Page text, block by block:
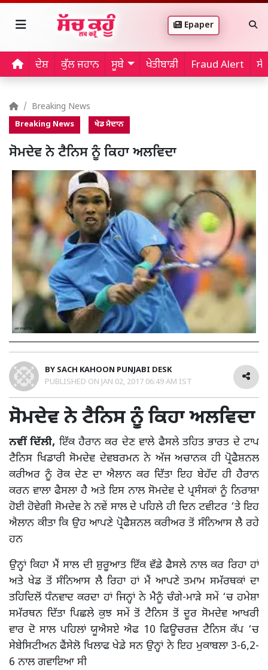
Epaper
ਦੇਸ਼ ਕੁੱਲ ਜਹਾਨ ਸੂਬੇ ਖੇਤੀਬਾੜੀ Fraud Alert
Breaking News
Breaking News ਖੇਡ ਮੈਦਾਨ
ਸੋਮਦੇਵ ਨੇ ਟੈਨਿਸ ਨੂੰ ਕਿਹਾ ਅਲਵਿਦਾ
BY SACH KAHOON PUNJABI DESK
PUBLISHED ON JAN 02, 2017 06:49 AM IST
ਸੋਮਦੇਵ ਨੇ ਟੈਨਿਸ ਨੂੰ ਕਿਹਾ ਅਲਵਿਦਾ
ਨਵੀਂ ਦਿੱਲੀ, ਇੱਕ ਹੈਰਾਨ ਕਰ ਦੇਣ ਵਾਲੇ ਫੈਸਲੇ ਤਹਿਤ ਭਾਰਤ ਦੇ ਟਾਪ
ਟੈਨਿਸ ਖਿਡਾਰੀ ਸੋਮਦੇਵ ਦੇਵਬਰਮਨ ਨੇ ਅੱਜ ਅਚਾਨਕ ਹੀ ਪ੍ਰੋਫੈਸ਼ਨਲ
ਕਰੀਅਰ ਨੂੰ ਰੋਕ ਦੇਣ ਦਾ ਐਲਾਨ ਕਰ ਦਿੱਤਾ ਇਹ ਬੇਹੱਦ ਹੀ ਹੈਰਾਨ
ਕਰਨ ਵਾਲਾ ਫੈਸਲਾ ਹੈ ਅਤੇ ਇਸ ਨਾਲ ਸੋਮਦੇਵ ਦੇ ਪ੍ਰਸੰਸਕਾਂ ਨੂੰ ਨਿਰਾਸ਼ਾ
ਹੋਈ ਹੋਵੇਗੀ ਸੋਮਦੇਵ ਨੇ ਨਵੇਂ ਸਾਲ ਦੇ ਪਹਿਲੇ ਹੀ ਦਿਨ ਟਵੀਟਰ ‘ਤੇ ਇਹ
ਐਲਾਨ ਕੀਤਾ ਕਿ ਉਹ ਆਪਣੇ ਪ੍ਰੋਫੈਸ਼ਨਲ ਕਰੀਅਰ ਤੋਂ ਸੰਨਿਆਸ ਲੈ ਰਹੇ
ਹਨ
ਉਨ੍ਹਾਂ ਕਿਹਾ ਮੈਂ ਸਾਲ ਦੀ ਸ਼ੁਰੂਆਤ ਇੱਕ ਵੱਡੇ ਫੈਸਲੇ ਨਾਲ ਕਰ ਰਿਹਾ ਹਾਂ
ਅਤੇ ਖੇਡ ਤੋਂ ਸੰਨਿਆਸ ਲੈ ਰਿਹਾ ਹਾਂ ਮੈਂ ਆਪਣੇ ਤਮਾਮ ਸਮੱਰਥਕਾਂ ਦਾ
ਤਹਿਦਿਲੋਂ ਧੰਨਵਾਦ ਕਰਦਾ ਹਾਂ ਜਿਨ੍ਹਾਂ ਨੇ ਮੈਨੂੰ ਚੰਗੇ-ਮਾੜੇ ਸਮੇਂ ‘ਚ ਹਮੇਸ਼ਾ
ਸਮੱਰਥਨ ਦਿੱਤਾ ਪਿਛਲੇ ਕੁਝ ਸਮੇਂ ਤੋਂ ਟੈਨਿਸ ਤੋਂ ਦੂਰ ਸੋਮਦੇਵ ਆਖਰੀ
ਵਾਰ ਦੋ ਸਾਲ ਪਹਿਲਾਂ ਯੂਐਸਏ ਐਫ 10 ਫਿਊਚਰਜ਼ ਟੈਨਿਸ ਕੱਪ ‘ਚ
ਸੇਬੇਸਿਟੀਅਨ ਫੈਂਸੇਲੋ ਖਿਲਾਫ ਖੇਡੇ ਸਨ ਉਨ੍ਹਾਂ ਨੇ ਇਹ ਮੁਕਾਬਲਾ 3-6,2-
6 ਨਾਲ ਗਵਾਇਆ ਸੀ